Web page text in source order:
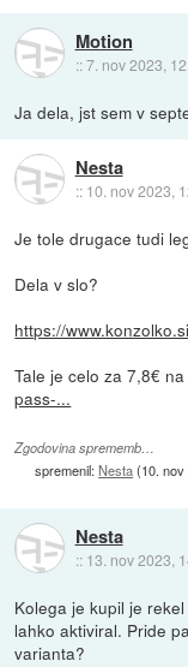
Motion
::7. nov 2023,
Ja dela, jst sem v
Nesta
:: 10. nov 2023,
Je tole drugace tudi
Dela v slo?
https://
Tale je celo za 7,8€
pass-...
Zgodovina sprememb…
spremenil:Nesta(10.
Nesta
:: 13. nov 2023,
Kolega je kupil je
lahko aktiviral. Pride
varianta?